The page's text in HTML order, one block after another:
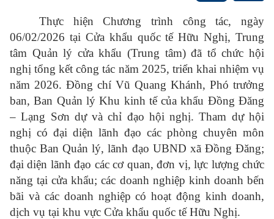
Thực hiện Chương trình công tác, ngày
06/02/2026 tại Cửa khẩu quốc tế Hữu Nghị, Trung
tâm Quản lý cửa khẩu (Trung tâm) đã tổ chức hội
nghị tổng kết công tác năm 2025, triển khai nhiệm vụ
năm 2026. Đồng chí Vũ Quang Khánh, Phó trưởng
ban, Ban Quản lý Khu kinh tế của khẩu Đồng Đăng
– Lạng Sơn dự và chỉ đạo hội nghị. Tham dự hội
nghị có đại diện lãnh đạo các phòng chuyên môn
thuộc Ban Quản lý, lãnh đạo UBND xã Đồng Đăng;
đại diện lãnh đạo các cơ quan, đơn vị, lực lượng chức
năng tại cửa khẩu; các doanh nghiệp kinh doanh bến
bãi và các doanh nghiệp có hoạt động kinh doanh,
dịch vụ tại khu vực Cửa khẩu quốc tế Hữu Nghị.